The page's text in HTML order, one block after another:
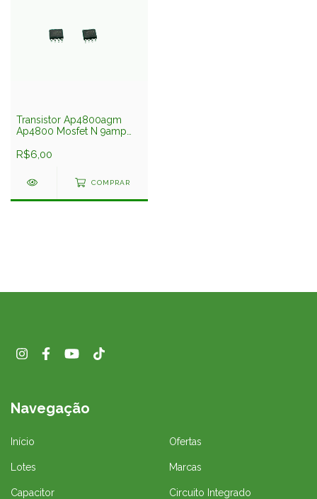
Transistor Ap4800agm
Ap4800 Mosfet N 9amp
R$6,00
COMPRAR
Navegação
Início Ofertas
Lotes Marcas
Capacitor Circuito Integrado